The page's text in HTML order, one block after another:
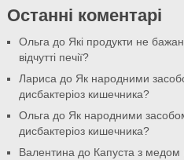
Останні коментарі
Ольгадо Які продукти не
відчутті печії?
Ларисадо Як народними
дисбактеріоз кишечника?
Ольгадо Як народними
дисбактеріоз кишечника?
Валентинадо Капуста з медом